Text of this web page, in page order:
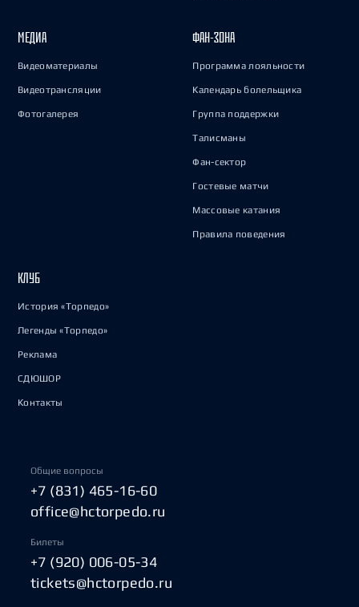
МЕДИА
Видеоматериалы
Видеотрансляции
Фотогалерея
ФАН-ЗОНА
Программа лояльности
Календарь болельщика
Группа поддержки
Талисманы
Фан-сектор
Гостевые матчи
Массовые катания
Правила поведения
КЛУБ
История «Торпедо»
Легенды «Торпедо»
Реклама
СДЮШОР
Контакты
Общие вопросы
+7 (831) 465-16-60
office@hctorpedo.ru
Билеты
+7 (920) 006-05-34
tickets@hctorpedo.ru